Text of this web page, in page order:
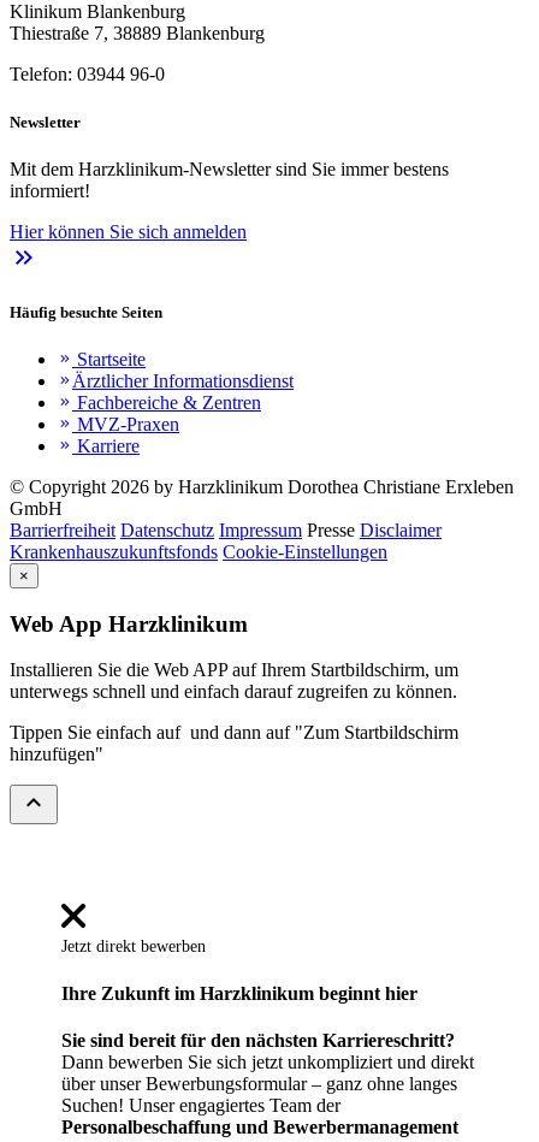
Klinikum Blankenburg
Thiestraße 7, 38889 Blankenburg
Telefon: 03944 96-0
Newsletter
Mit dem Harzklinikum-Newsletter sind Sie immer bestens
informiert!
Hier können Sie sich anmelden
keyboard_double_arrow_right
Häufig besuchte Seiten
keyboard_double_arrow_right Startseite
keyboard_double_arrow_right Ärztlicher Informationsdienst
keyboard_double_arrow_right Fachbereiche & Zentren
keyboard_double_arrow_right MVZ-Praxen
keyboard_double_arrow_right Karriere
© Copyright 2026 by Harzklinikum Dorothea Christiane Erxleben
GmbH
Barrierfreiheit Datenschutz Impressum Presse Disclaimer
Krankenhauszukunftsfonds Cookie-Einstellungen
×
Web App Harzklinikum
Installieren Sie die Web APP auf Ihrem Startbildschirm, um
unterwegs schnell und einfach darauf zugreifen zu können.
Tippen Sie einfach auf und dann auf "Zum Startbildschirm
hinzufügen"
expand_less
Jetzt direkt bewerben
Ihre Zukunft im Harzklinikum beginnt hier
Sie sind bereit für den nächsten Karriereschritt?
Dann bewerben Sie sich jetzt unkompliziert und direkt
über unser Bewerbungsformular – ganz ohne langes
Suchen! Unser engagiertes Team der
Personalbeschaffung und Bewerbermanagement